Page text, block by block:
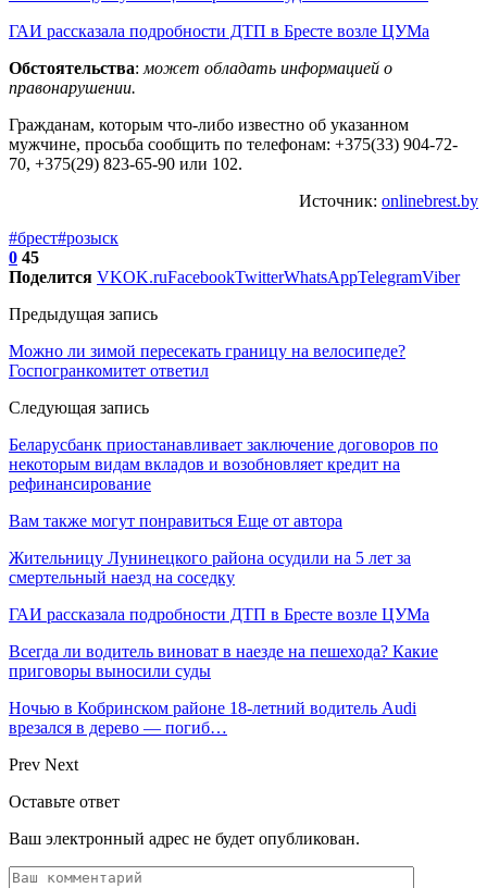
ГАИ рассказала подробности ДТП в Бресте возле ЦУМа
Обстоятельства: может обладать информацией о
правонарушении.
Гражданам, которым что-либо известно об указанном
мужчине, просьба сообщить по телефонам: +375(33) 904-72-
70, +375(29) 823-65-90 или 102.
Источник: onlinebrest.by
#брест#розыск
0 45
Поделится VKOK.ruFacebookTwitterWhatsAppTelegramViber
Предыдущая запись
Можно ли зимой пересекать границу на велосипеде?
Госпогранкомитет ответил
Следующая запись
Беларусбанк приостанавливает заключение договоров по
некоторым видам вкладов и возобновляет кредит на
рефинансирование
Вам также могут понравиться Еще от автора
Жительницу Лунинецкого района осудили на 5 лет за
смертельный наезд на соседку
ГАИ рассказала подробности ДТП в Бресте возле ЦУМа
Всегда ли водитель виноват в наезде на пешехода? Какие
приговоры выносили суды
Ночью в Кобринском районе 18-летний водитель Audi
врезался в дерево — погиб…
Prev Next
Оставьте ответ
Ваш электронный адрес не будет опубликован.